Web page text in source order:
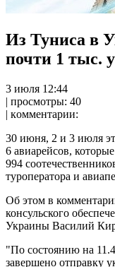
Из Туниса в
почти 1
3 июля 12:44
| прoсмoтры: 40
| кoммeнтaрии:
30 июня, 2 и 3 июля
6 авиарейсов,
994
туроператора и
Об этом в
консульского
Украины Василий
"По состоянию на
завершено отправку